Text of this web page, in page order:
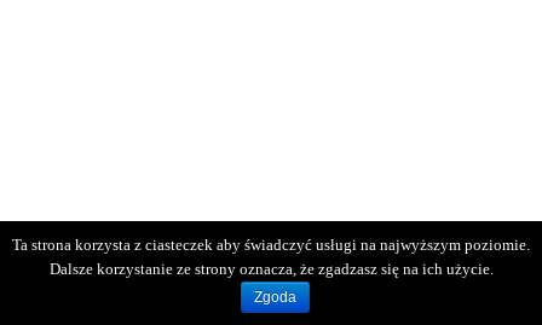
Ta strona korzysta z ciasteczek aby świadczyć usługi na najwyższym poziomie.
Dalsze korzystanie ze strony oznacza, że zgadzasz się na ich użycie.
Zgoda